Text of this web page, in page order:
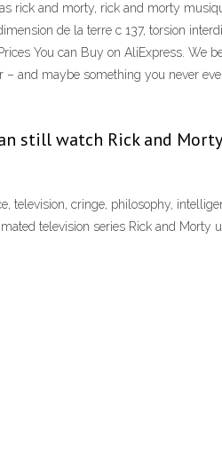
rick and morty, rick and morty
de la terre c 137, torsion
You can Buy on AliExpress. We
and maybe something you never
still watch Rick and
television, cringe, philosophy,
television series Rick and Morty